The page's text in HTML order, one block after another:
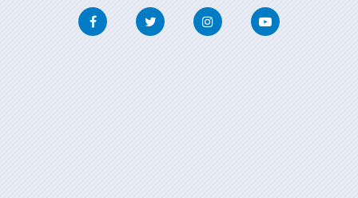
FacebookTwitter InstagramYoutube